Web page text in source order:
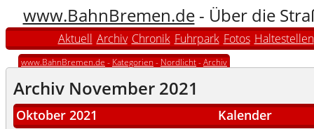
www.BahnBremen.de- Über die
Aktuell Archiv Chronik Fuhrpark Fotos Haltestellen
www.BahnBremen.de - Kategorien - Nordlicht-Archiv
Archiv November 2021
Oktober 2021 Kalender